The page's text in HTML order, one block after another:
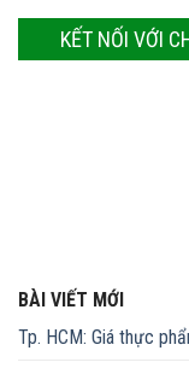
KẾT NỐI VỚI
BÀI VIẾT MỚI
Tp. HCM: Giá thực